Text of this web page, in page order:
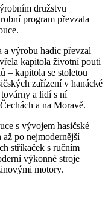
družstvu
program převzala
výrobu hadic převzal
kapitola životní pouti
– kapitola se stoletou
zařízení v hanácké
a lidí s ní
a na Moravě.
s vývojem hasičské
po nejmodernější
stříkaček s ručním
výkonné stroje
motory.